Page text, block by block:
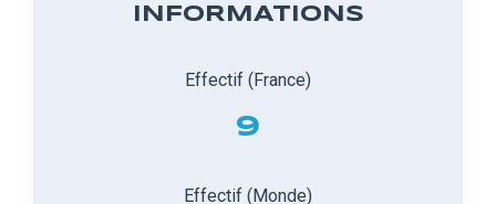
INFORMATIONS
Effectif (France)
9
Effectif (Monde)